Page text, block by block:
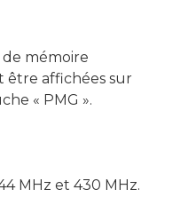
mémoire
être affichées sur
« PMG ».
MHz et 430 MHz.